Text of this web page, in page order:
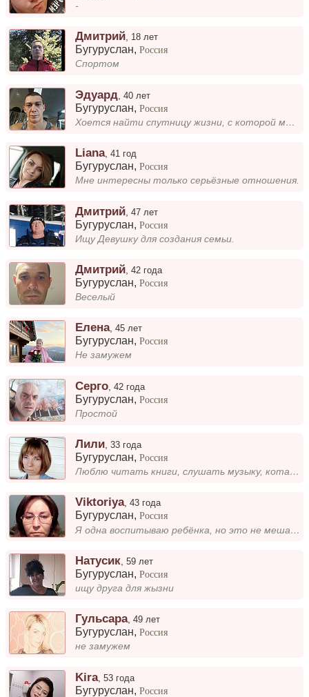
-
Дмитрий, 18 лет
Бугуруслан,Россия
Спортом
Эдуард ,40 лет
Бугуруслан,Россия
Хоется найти спутницу жизни, с которой можно было бы быть в месте на всегда. Я простой парень, работящий не пьющий, в об...
Liana,41 год
Бугуруслан,Россия
Мне интересны только серьёзные отношения.
Дмитрий ,47 лет
Бугуруслан,Россия
Ищу Девушку для создания семьи.
Дмитрий ,42 года
Бугуруслан,Россия
Веселый
Елена,45 лет
Бугуруслан,Россия
Не замужем
Серго ,42 года
Бугуруслан,Россия
Простой
Лили ,33 года
Бугуруслан,Россия
Люблю читать книги, слушать музыку, котаться на коньках, люблю детей, смотреть фильмы, не люблю шумные компание....
Viktoriya,43 года
Бугуруслан,Россия
Я одна воспитываю ребёнка, но это не мешает мне быть полноценной и счастливой. Учусь балансировать между заботой о дочке...
Натусик ,59 лет
Бугуруслан,Россия
ищу друга для жызни
Гульсара,49 лет
Бугуруслан,Россия
не замужем
Kira,53 года
Бугуруслан,Россия